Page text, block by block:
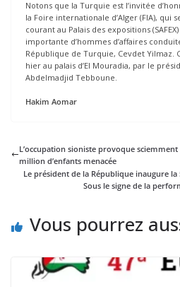
Notons que la Turquie est l’invitée
la Foire internationale d’Alger (FIA), qui
courant au Palais des expositions
importante d’hommes d’affaires
République de Turquie, Cevdet Yilmaz.
hier au palais d’El Mouradia, par le
Abdelmadjid Tebboune.
Hakim Aomar
L’occupation sioniste provoque sciemment
million d’enfants menacée
Le président de la République inaugure
Sous le signe de la
Vous pourrez